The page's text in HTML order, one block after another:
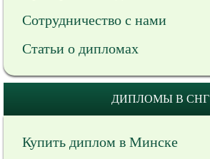
Сотрудничество с нами
Статьи о дипломах
ДИПЛОМЫ В СНГ
Купить диплом в Минске